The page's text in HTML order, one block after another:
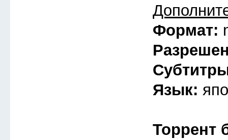
Формат:
Язык:
Торрент